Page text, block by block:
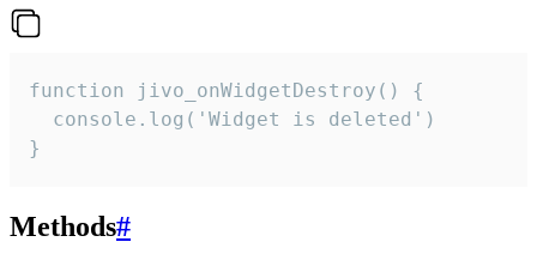
function jivo_onWidgetDestroy() {
  console.log('Widget is deleted')
}
Methods#